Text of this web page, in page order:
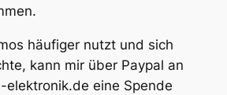
häufiger nutzt und sich
kann mir über Paypal an
elektronik.de eine Spende